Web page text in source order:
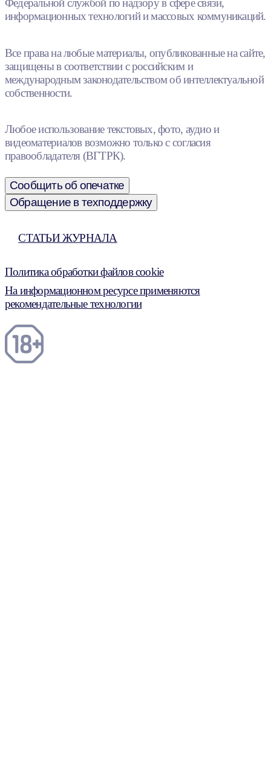
Федеральной службой по надзору в сфере связи,
информационных технологий и массовых коммуникаций.
Все права на любые материалы, опубликованные на сайте,
защищены в соответствии с российским и
международным законодательством об интеллектуальной
собственности.
Любое использование текстовых, фото, аудио и
видеоматериалов возможно только с согласия
правообладателя (ВГТРК).
Сообщить об опечатке
Обращение в техподдержку
СТАТЬИ ЖУРНАЛА
Политика обработки файлов cookie
На информационном ресурсе применяются
рекомендательные технологии